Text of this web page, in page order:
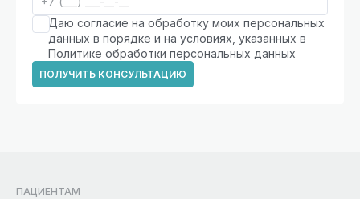
Даю согласие на обработку моих персональных
данных в порядке и на условиях, указанных в
Политике обработки персональных данных
ПОЛУЧИТЬ КОНСУЛЬТАЦИЮ
ПАЦИЕНТАМ